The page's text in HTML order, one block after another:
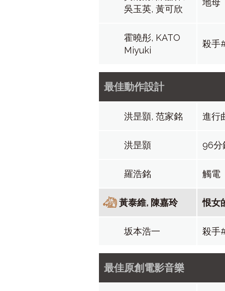
吳玉英, 黃可欣
地母
霍曉彤, KATO
Miyuki
殺手
最佳動作設計
洪昰顥, 范家銘 進行
洪昰顥 96分
羅浩銘 觸電
黃泰維, 陳嘉玲 恨女
坂本浩一 殺手
最佳原創電影音樂